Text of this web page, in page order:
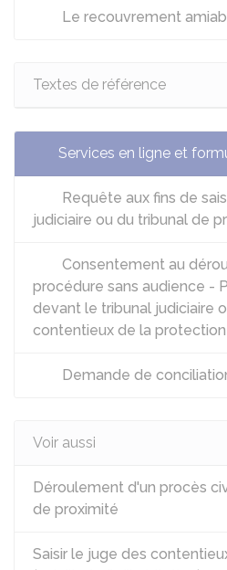
Le recouvrement
Textes de référence
Services en ligne et
Requête aux fins de
judiciaire ou du tribunal de
Consentement au
procédure sans audience -
devant le tribunal judiciaire
contentieux de la protection
Demande de
Voir aussi
Déroulement d'un procès
de proximité
Saisir le juge des